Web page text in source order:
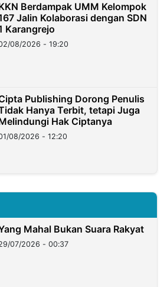
Berdampak UMM Kelompok
Jalin Kolaborasi dengan SDN
1 Karangrejo
08/2026 - 19:20
Publishing Dorong Penulis
Hanya Terbit, tetapi Juga
Hak Ciptanya
08/2026 - 12:20
Mahal Bukan Suara Rakyat
07/2026 - 00:37